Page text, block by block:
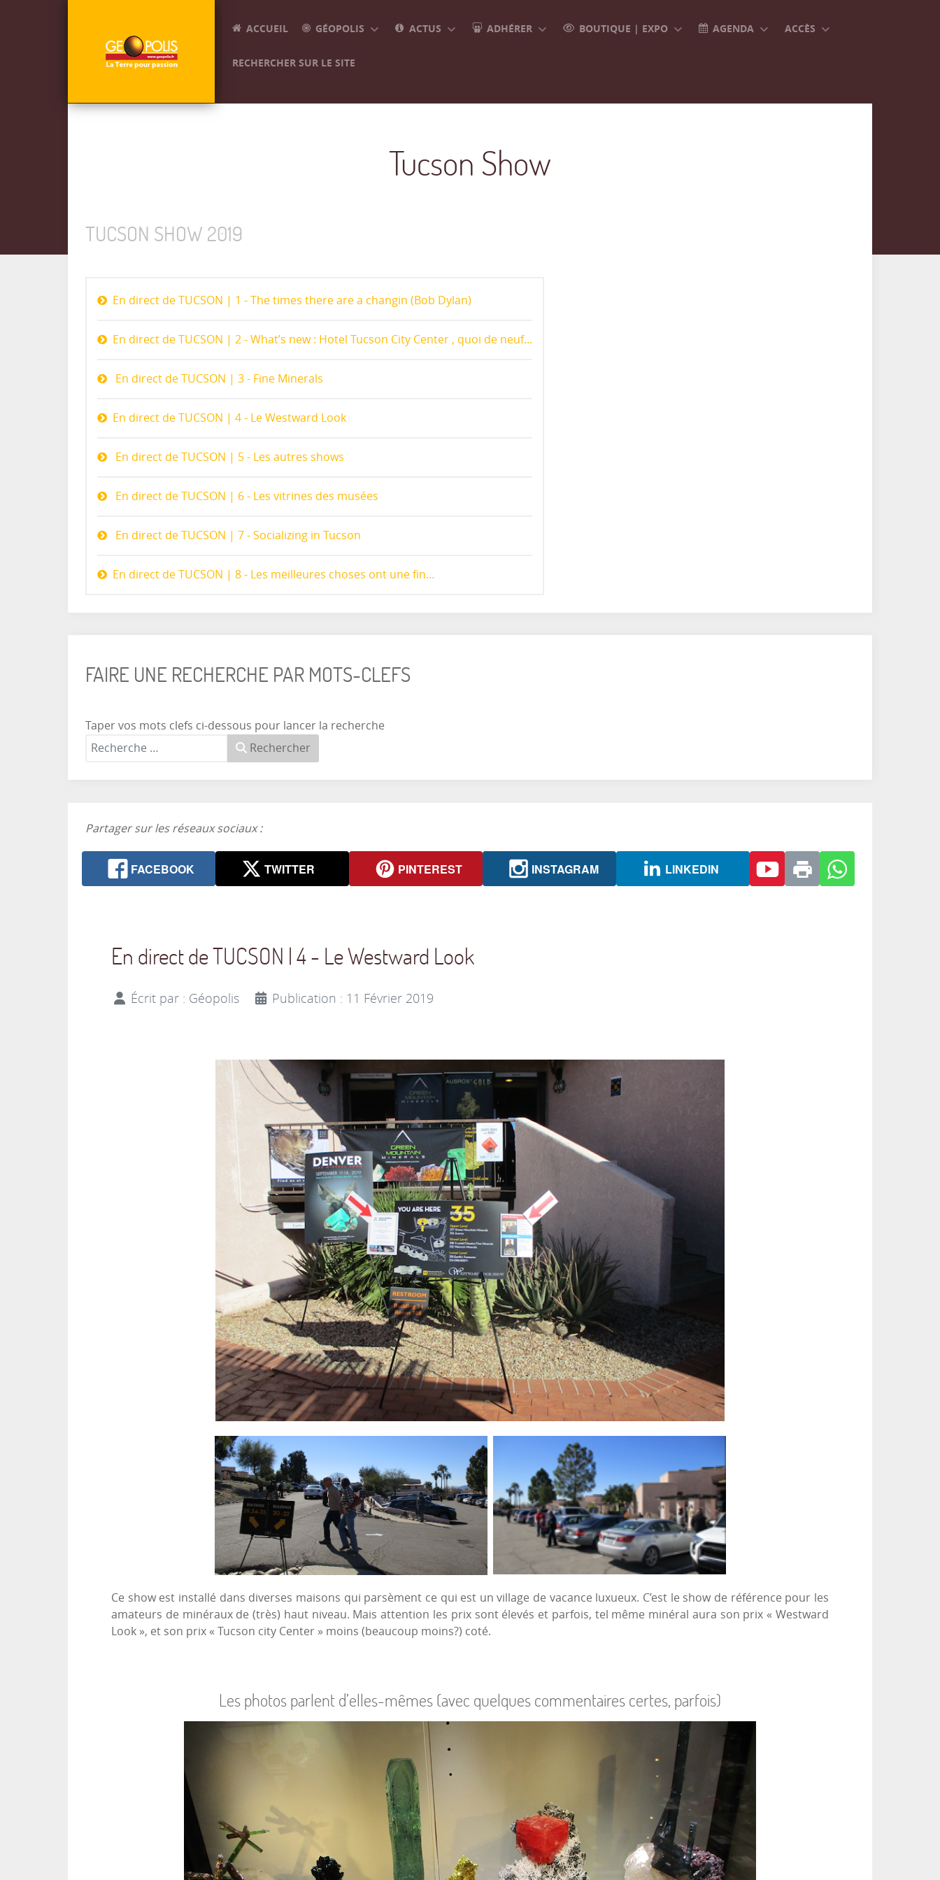
ACCUEIL GÉOPOLIS ACTUS ADHÉRER BOUTIQUE | EXPO AGENDA ACCÈS
RECHERCHER SUR LE SITE
Tucson Show
TUCSON SHOW 2019
En direct de TUCSON | 1 - The times there are a changin (Bob Dylan)
En direct de TUCSON | 2 - What’s new : Hotel Tucson City Center , quoi de neuf...
En direct de TUCSON | 3 - Fine Minerals
En direct de TUCSON | 4 - Le Westward Look
En direct de TUCSON | 5 - Les autres shows
En direct de TUCSON | 6 - Les vitrines des musées
En direct de TUCSON | 7 - Socializing in Tucson
En direct de TUCSON | 8 - Les meilleures choses ont une fin…
FAIRE UNE RECHERCHE PAR MOTS-CLEFS
Taper vos mots clefs ci-dessous pour lancer la recherche
Rechercher
Partager sur les réseaux sociaux :
FACEBOOK TWITTER PINTEREST INSTAGRAM LINKEDIN
En direct de TUCSON | 4 - Le Westward Look
Écrit par : Géopolis Publication : 11 Février 2019
Ce show est installé dans diverses maisons qui parsèment ce qui est un village de vacance luxueux. C’est le show de référence pour les
amateurs de minéraux de (très) haut niveau. Mais attention les prix sont élevés et parfois, tel même minéral aura son prix « Westward
Look », et son prix « Tucson city Center » moins (beaucoup moins?) coté.
Les photos parlent d’elles-mêmes (avec quelques commentaires certes, parfois)